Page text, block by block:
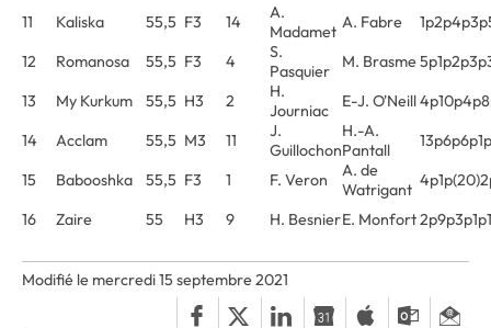
11
Kaliska 55,5 F3 14
A.
Madamet A. Fabre
12
Romanosa 55,5 F3 4
S.
Pasquier
M. Brasme
13
My Kurkum 55,5 H3 2
H.
Journiac
E-J. O'Neill
14
Acclam 55,5 M3 11
J.
Guillochon
H.-A.
Pantall
15
Babooshka 55,5 F3 1 F. Veron
A. de
Watrigant
16
Zaire 55 H3 9 H. BesnierE. Monfort
Modifié le mercredi 15 septembre 2021